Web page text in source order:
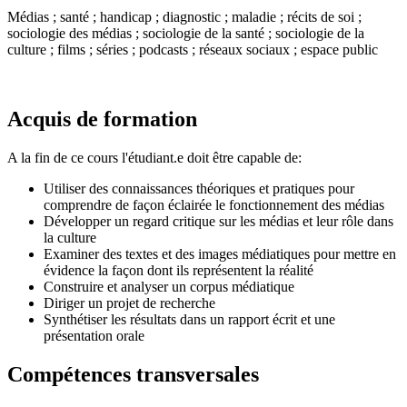
Médias ; santé ; handicap ; diagnostic ; maladie ; récits de soi ;
sociologie des médias ; sociologie de la santé ; sociologie de la
culture ; films ; séries ; podcasts ; réseaux sociaux ; espace public
Acquis de formation
A la fin de ce cours l'étudiant.e doit être capable de:
Utiliser des connaissances théoriques et pratiques pour
comprendre de façon éclairée le fonctionnement des médias
Développer un regard critique sur les médias et leur rôle dans
la culture
Examiner des textes et des images médiatiques pour mettre en
évidence la façon dont ils représentent la réalité
Construire et analyser un corpus médiatique
Diriger un projet de recherche
Synthétiser les résultats dans un rapport écrit et une
présentation orale
Compétences transversales